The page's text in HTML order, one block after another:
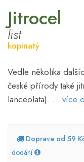
Jitrocel
list
kopinatý
Vedle několika
české přírody také
lanceolata). ... více
Doprava od 59
dodání